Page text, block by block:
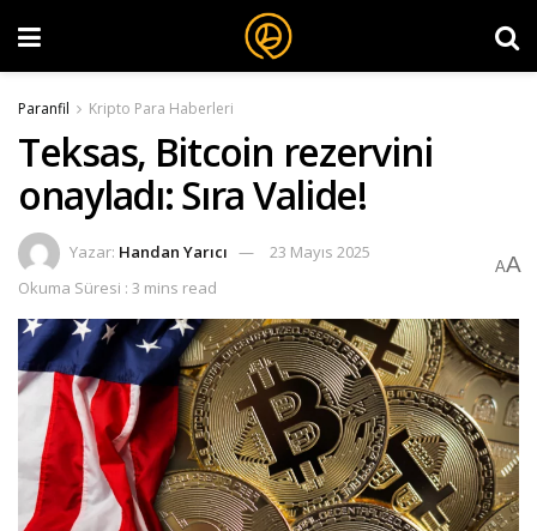
Paranfil Kripto Para Haberleri
Teksas, Bitcoin rezervini
onayladı: Sıra Valide!
Yazar: Handan Yarıcı
23 Mayıs 2025
Okuma Süresi : 3 mins read
AA